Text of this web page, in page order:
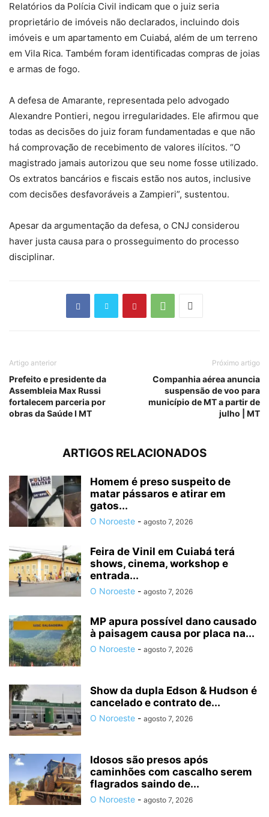
Relatórios da Polícia Civil indicam que o juiz seria
proprietário de imóveis não declarados, incluindo dois
imóveis e um apartamento em Cuiabá, além de um terreno
em Vila Rica. Também foram identificadas compras de joias
e armas de fogo.
A defesa de Amarante, representada pelo advogado
Alexandre Pontieri, negou irregularidades. Ele afirmou que
todas as decisões do juiz foram fundamentadas e que não
há comprovação de recebimento de valores ilícitos. “O
magistrado jamais autorizou que seu nome fosse utilizado.
Os extratos bancários e fiscais estão nos autos, inclusive
com decisões desfavoráveis a Zampieri”, sustentou.
Apesar da argumentação da defesa, o CNJ considerou
haver justa causa para o prosseguimento do processo
disciplinar.
Artigo anterior
Prefeito e presidente da
Assembleia Max Russi
fortalecem parceria por
obras da Saúde I MT
Próximo artigo
Companhia aérea anuncia
suspensão de voo para
município de MT a partir de
julho | MT
ARTIGOS RELACIONADOS
Homem é preso suspeito de
matar pássaros e atirar em
gatos...
O Noroeste - agosto 7, 2026
Feira de Vinil em Cuiabá terá
shows, cinema, workshop e
entrada...
O Noroeste - agosto 7, 2026
MP apura possível dano causado
à paisagem causa por placa na...
O Noroeste - agosto 7, 2026
Show da dupla Edson & Hudson é
cancelado e contrato de...
O Noroeste - agosto 7, 2026
Idosos são presos após
caminhões com cascalho serem
flagrados saindo de...
O Noroeste - agosto 7, 2026